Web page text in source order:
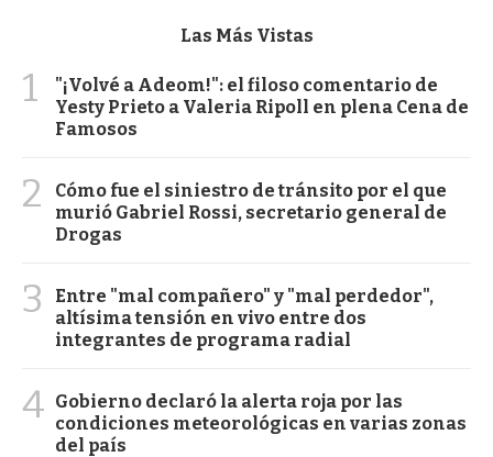
Las Más Vistas
1
"¡Volvé a Adeom!": el filoso comentario de
Yesty Prieto a Valeria Ripoll en plena Cena de
Famosos
2
Cómo fue el siniestro de tránsito por el que
murió Gabriel Rossi, secretario general de
Drogas
3
Entre "mal compañero" y "mal perdedor",
altísima tensión en vivo entre dos
integrantes de programa radial
4 Gobierno declaró la alerta roja por las
condiciones meteorológicas en varias zonas
del país